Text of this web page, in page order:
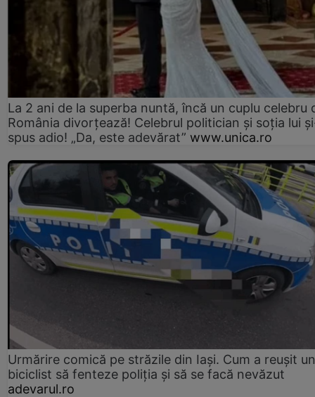
La 2 ani de la superba nuntă, încă un cuplu celebru
România divorțează! Celebrul politician și soția lui
spus adio! „Da, este adevărat” www.unica.ro
Urmărire comică pe străzile din Iași. Cum a reușit un
biciclist să fenteze poliția și să se facă nevăzut
adevarul.ro